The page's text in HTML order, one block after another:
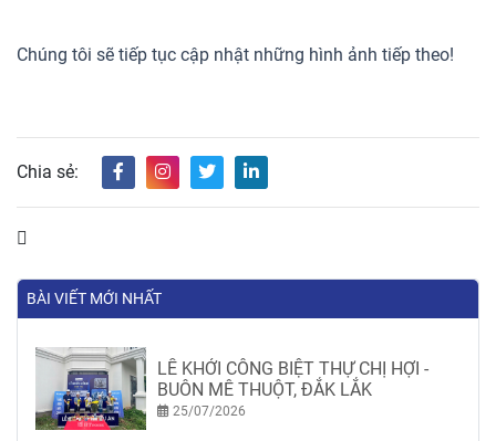
Chúng tôi sẽ tiếp tục cập nhật những hình ảnh tiếp theo!
Chia sẻ:
BÀI VIẾT MỚI NHẤT
LỄ KHỞI CÔNG BIỆT THỰ CHỊ HỢI -
BUÔN MÊ THUỘT, ĐẮK LẮK
25/07/2026